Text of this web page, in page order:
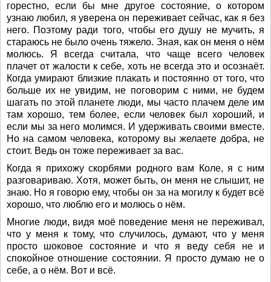
горестно, если бы мне другое состояние, о котором
узнаю любил, я уверена он переживает сейчас, как я без
него. Поэтому ради того, чтобы его душу не мучить, я
стараюсь не было очень тяжело. Зная, как он меня о нём
молюсь. Я всегда считала, что чаще всего человек
плачет от жалости к себе, хоть не всегда это и осознаёт.
Когда умирают близкие плакать и постоянно от того, что
больше их не увидим, не поговорим с ними, не будем
шагать по этой планете люди, мы часто плачем деле им
там хорошо, тем более, если человек был хороший, и
если мы за него молимся. И удерживать своими вместе.
Но на самом человека, которому вы желаете добра, не
стоит. Ведь он тоже переживает за вас.
Когда я прихожу скорбями родного вам Коле, я с ним
разговариваю. Хотя, может быть, он меня не слышит, не
знаю. Но я говорю ему, чтобы он за на могилу к будет всё
хорошо, что люблю его и молюсь о нём.
Многие люди, видя моё поведение меня не переживал,
что у меня к тому, что случилось, думают, что у меня
просто шоковое состояние и что я веду себя не и
спокойное отношение состоянии. Я просто думаю не о
себе, а о нём. Вот и всё.